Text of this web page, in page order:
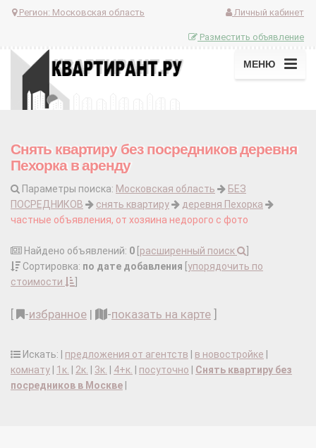
Регион: Московская область Личный кабинет
Разместить объявление
МЕНЮ
Снять квартиру без посредников деревня
Пехорка в аренду
Параметры поиска: Московская область
БЕЗ
ПОСРЕДНИКОВ
снять квартиру
деревня Пехорка
частные объявления, от хозяина недорого с фото
Найдено объявлений: 0 расширенный поиск
Сортировка: по дате добавления упорядочить по
стоимости
-избранное | -показать на карте
Искать: | предложения от агентств в новостройке
комнату
1к. 2к. 3к. 4+к. посуточно
Снять квартиру без
посредников в Москве